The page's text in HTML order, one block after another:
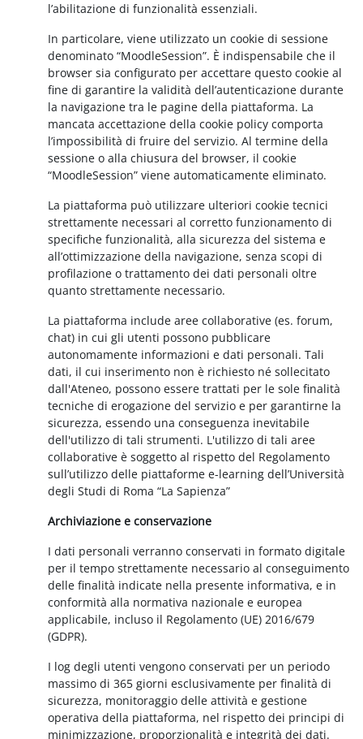
l’abilitazione di funzionalità essenziali.
In particolare, viene utilizzato un cookie di sessione
denominato “MoodleSession”. È indispensabile che il
browser sia configurato per accettare questo cookie al
fine di garantire la validità dell’autenticazione durante
la navigazione tra le pagine della piattaforma. La
mancata accettazione della cookie policy comporta
l’impossibilità di fruire del servizio. Al termine della
sessione o alla chiusura del browser, il cookie
“MoodleSession” viene automaticamente eliminato.
La piattaforma può utilizzare ulteriori cookie tecnici
strettamente necessari al corretto funzionamento di
specifiche funzionalità, alla sicurezza del sistema e
all’ottimizzazione della navigazione, senza scopi di
profilazione o trattamento dei dati personali oltre
quanto strettamente necessario.
La piattaforma include aree collaborative (es. forum,
chat) in cui gli utenti possono pubblicare
autonomamente informazioni e dati personali. Tali
dati, il cui inserimento non è richiesto né sollecitato
dall'Ateneo, possono essere trattati per le sole finalità
tecniche di erogazione del servizio e per garantirne la
sicurezza, essendo una conseguenza inevitabile
dell'utilizzo di tali strumenti. L'utilizzo di tali aree
collaborative è soggetto al rispetto del Regolamento
sull’utilizzo delle piattaforme e-learning dell’Università
degli Studi di Roma “La Sapienza”
Archiviazione e conservazione
I dati personali verranno conservati in formato digitale
per il tempo strettamente necessario al conseguimento
delle finalità indicate nella presente informativa, e in
conformità alla normativa nazionale e europea
applicabile, incluso il Regolamento (UE) 2016/679
(GDPR).
I log degli utenti vengono conservati per un periodo
massimo di 365 giorni esclusivamente per finalità di
sicurezza, monitoraggio delle attività e gestione
operativa della piattaforma, nel rispetto dei principi di
minimizzazione, proporzionalità e integrità dei dati.